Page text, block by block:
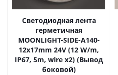
Светодиодная лента
герметичная
MOONLIGHT-SIDE-A140-
12x17mm 24V (12 W/m,
IP67, 5m, wire x2) (Вывод
боковой)